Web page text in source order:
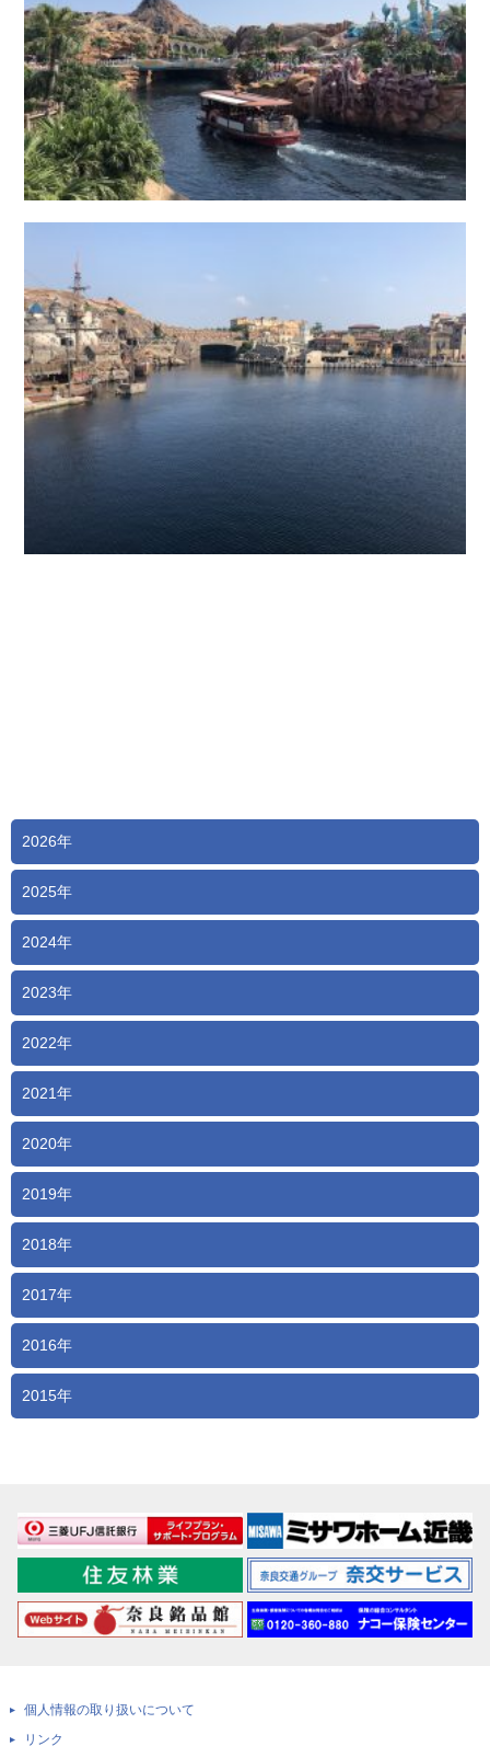
2026年
2025年
2024年
2023年
2022年
2021年
2020年
2019年
2018年
2017年
2016年
2015年
個人情報の取り扱いについて
リンク